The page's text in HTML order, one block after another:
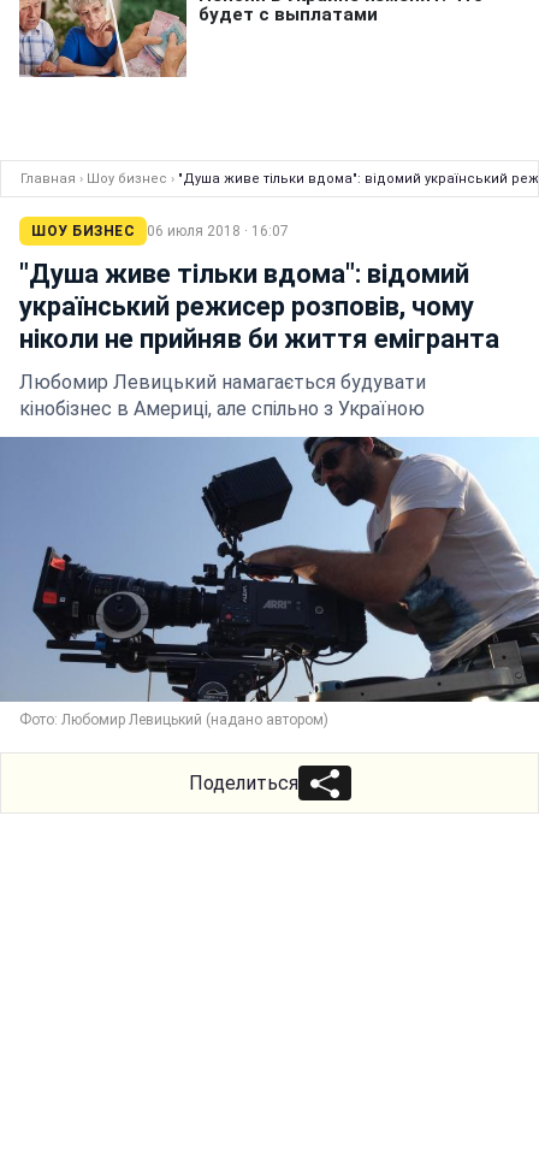
Главная › Шоу бизнес › "Душа живе тільки вдома": відомий український
ШОУ БИЗНЕС 06 июля 2018 · 16:07
"Душа живе тільки вдома": відомий
український режисер розповів, чому
ніколи не прийняв би життя емігранта
Любомир Левицький намагається будувати
кінобізнес в Америці, але спільно з Україною
Фото: Любомир Левицький (надано автором)
Поделиться